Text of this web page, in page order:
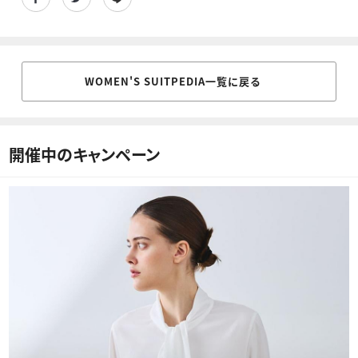
WOMEN'S SUITPEDIA一覧に戻る
開催中のキャンペーン